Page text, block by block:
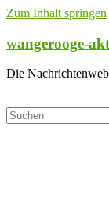
Zum Inhalt springen
wangerooge-
Die